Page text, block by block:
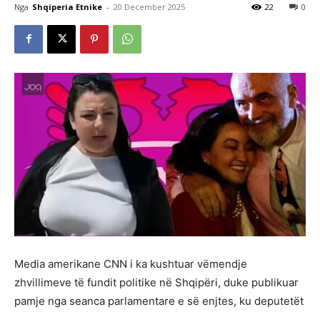
Nga Shqiperia Etnike - 20 December 2025 0
22
Media amerikane CNN i ka kushtuar vëmendje
zhvillimeve të fundit politike në Shqipëri, duke publikuar
pamje nga seanca parlamentare e së enjtes, ku deputetët